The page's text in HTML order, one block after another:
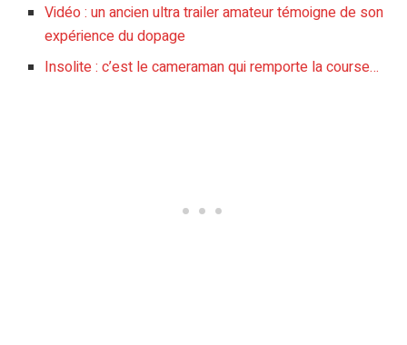
Vidéo : un ancien ultra trailer amateur témoigne de son
expérience du dopage
Insolite : c’est le cameraman qui remporte la course…